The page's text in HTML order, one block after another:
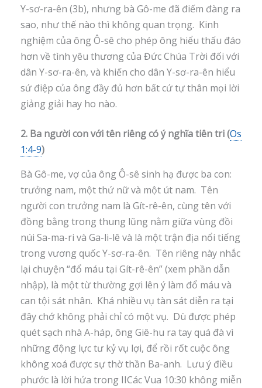
Y-sơ-ra-ên (3b), nhưng bà Gô-me đã điếm đàng ra
sao, như thế nào thì không quan trọng. Kinh
nghiệm của ông Ô-sê cho phép ông hiểu thấu đáo
hơn về tình yêu thương của Đức Chúa Trời đối với
dân Y-sơ-ra-ên, và khiến cho dân Y-sơ-ra-ên hiểu
sứ điệp của ông đầy đủ hơn bất cứ tự thân mọi lời
giảng giải hay ho nào.
2. Ba người con với tên riêng có ý nghĩa tiên tri (Os
1:4-9)
Bà Gô-me, vợ của ông Ô-sê sinh hạ được ba con:
trưởng nam, một thứ nữ và một út nam. Tên
người con trưởng nam là Gít-rê-ên, cùng tên với
đồng bằng trong thung lũng nằm giữa vùng đồi
núi Sa-ma-ri và Ga-li-lê và là một trận địa nổi tiếng
trong vương quốc Y-sơ-ra-ên. Tên riêng này nhắc
lại chuyện “đổ máu tại Gít-rê-ên” (xem phần dẫn
nhập), là một từ thường gợi lên ý làm đổ máu và
can tội sát nhân. Khá nhiều vụ tàn sát diễn ra tại
đây chớ không phải chỉ có một vụ. Dù được phép
quét sạch nhà A-háp, ông Giê-hu ra tay quá đà vì
những động lực tư kỷ vụ lợi, để rồi rốt cuộc ông
không xoá được sự thờ thần Ba-anh. Lưu ý điều
phước là lời hứa trong IICác Vua 10:30 không miễn